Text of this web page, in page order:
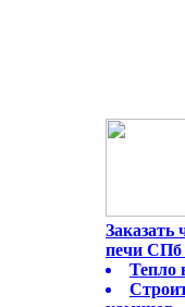
Заказать
печи СПб
Тепло